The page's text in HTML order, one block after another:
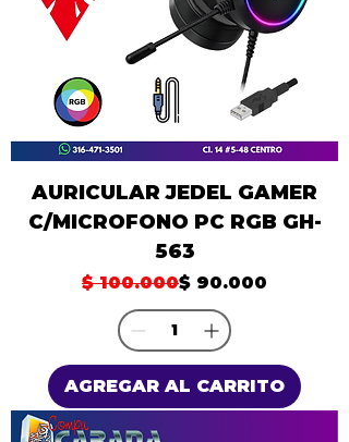
AURICULAR JEDEL GAMER
C/MICROFONO PC RGB GH-
563
Precio
$ 100.000Precio de oferta
$ 90.000
AGREGAR AL CARRITO